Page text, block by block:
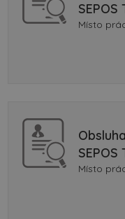
SEPOS
Místo
SEPOS
Místo